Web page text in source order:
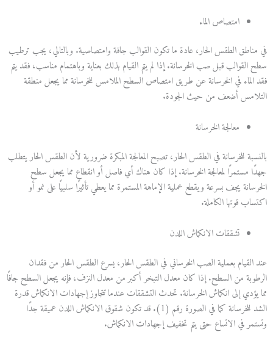
امتصاص الماء
في مناطق الطقس الحار، عادة ما تكون القوالب جافة وامتصاصية. وبالتالي، يجب ترطيب
سطح القوالب قبل صب الخرسانة. إذا لم يتم القيام بذلك بعناية وباهتمام مناسب، فقد يتم
فقد الماء في الخرسانة عن طريق امتصاص السطح الملامس للخرسانة مما يجعل منطقة
التلامس أضعف من حيث الجودة.
معالجة الخرسانة
بالنسبة للخرسانة في الطقس الحار، تصبح المعالجة المبكرة ضرورية لأن الطقس الحار يتطلب
جهدًا مستمرًا لمعالجة الخرسانة. إذا كان هناك أي فاصل أو انقطاع مما يجعل سطح
الخرسانة يجف بسرعة ويقطع عملية الإماهة المستمرة مما يعطي تأثيرًا سلبيًا على نمو أو
اكتساب قوتها الكاملة.
تشققات الانكماش اللدن
عند القيام بعملية الصب الخرساني في الطقس الحار، يسرع الطقس الحار من فقدان
الرطوبة من السطح. إذا كان معدل التبخر أكبر من معدل النزف، فإنه يجعل السطح جافًا
مما يؤدي إلى انكماش الخرسانة. تحدث التشققات عندما تتجاوز إجهادات الانكماش قدرة
الشد للخرسانة كما في الصورة رقم (1). قد تكون شقوق الانكماش اللدن عميقة جدًا
وتستمر في الاتساع حتى يتم تخفيف إجهادات الانكماش.